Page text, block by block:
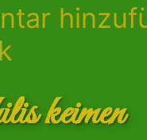
keimen